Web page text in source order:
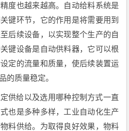
度也越来越高。自动给料系统是
键环节，它的作用是将需要用到
后续设备，以实现整个生产的自
键设备是自动供料器，它可以根
定的流量和质量，使后续装置运
的质量稳定。
供给以及选用哪种控制方式一直
也是多种多样，工业自动化生产
料供给。为取得良好效果，物料